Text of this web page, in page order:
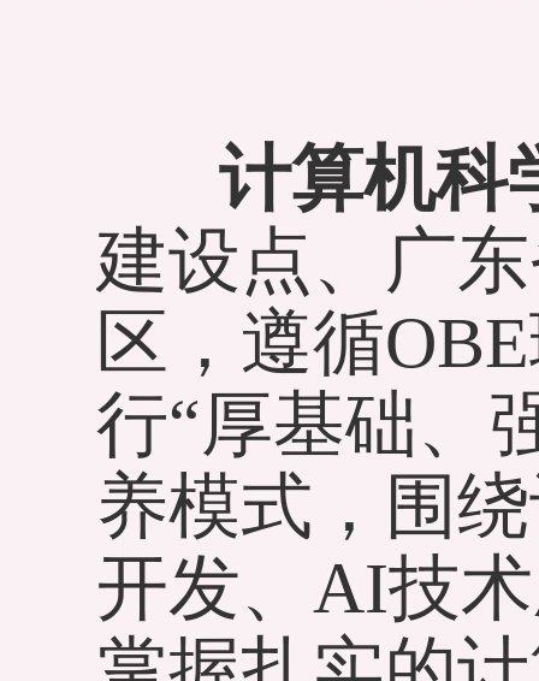
计算机科
建设点、广
区，遵循
行“厚基础、
养模式，围
开发、AI技